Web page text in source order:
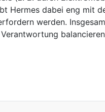
dabei eng mit
werden.